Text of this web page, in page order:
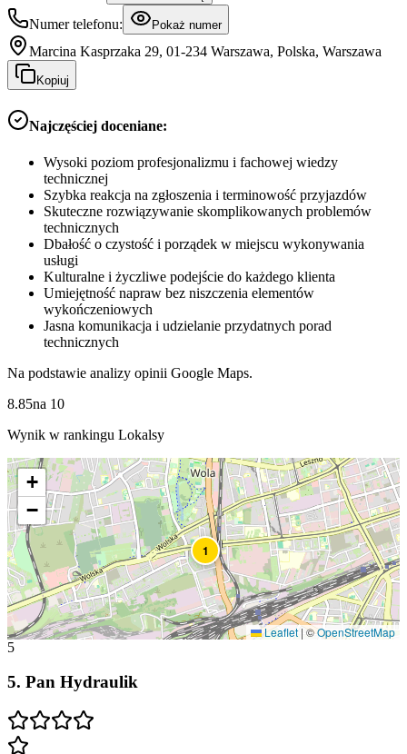
Numer telefonu: Pokaż numer
Marcina Kasprzaka 29, 01-234 Warszawa, Polska, Warszawa
Kopiuj
Najczęściej doceniane:
Wysoki poziom profesjonalizmu i fachowej wiedzy
technicznej
Szybka reakcja na zgłoszenia i terminowość przyjazdów
Skuteczne rozwiązywanie skomplikowanych problemów
technicznych
Dbałość o czystość i porządek w miejscu wykonywania
usługi
Kulturalne i życzliwe podejście do każdego klienta
Umiejętność napraw bez niszczenia elementów
wykończeniowych
Jasna komunikacja i udzielanie przydatnych porad
technicznych
Na podstawie analizy opinii Google Maps.
8.85na 10
Wynik w rankingu Lokalsy
1
+
−
Leaflet |©OpenStreetMap
5
5. Pan Hydraulik